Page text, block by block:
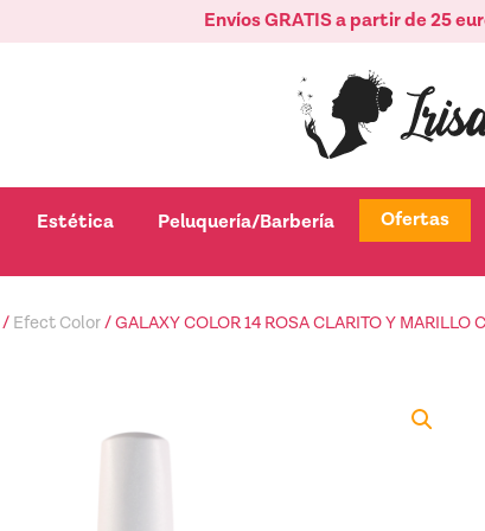
Envíos GRATIS a partir de 25
Abrir Uñas
Estética Abrir Estética
Peluquería/Barbería AbrirOfertas
/ Efect Color/ GALAXY COLOR 14 ROSA CLARITO Y MARILLO